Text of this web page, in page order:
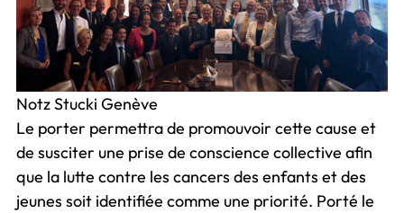
Notz Stucki Genève
Le porter permettra de promouvoir cette cause et
de susciter une prise de conscience collective afin
que la lutte contre les cancers des enfants et des
jeunes soit identifiée comme une priorité. Porté le